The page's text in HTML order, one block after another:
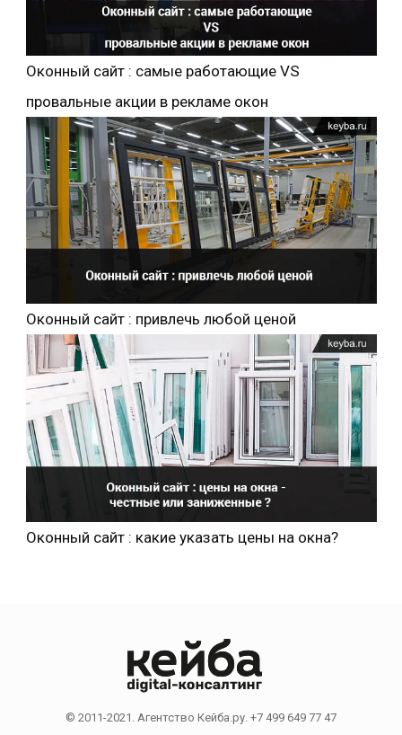
Оконный сайт : самые работающие VS
провальные акции в рекламе окон
Оконный сайт : привлечь любой ценой
Оконный сайт : какие указать цены на окна?
© 2011-2021. Агентство Кейба.ру. +7 499 649 77 47